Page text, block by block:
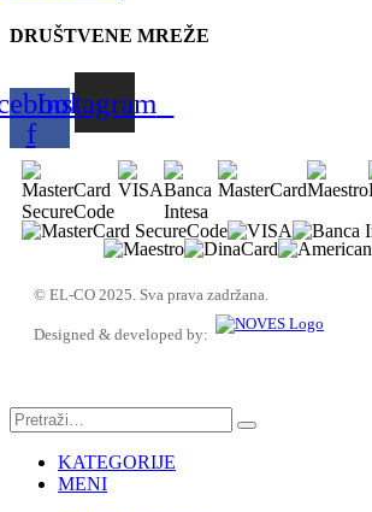
DRUŠTVENE MREŽE
f
Instagram
© EL-CO 2025. Sva prava zadržana.
Designed & developed by:
KATEGORIJE
MENI